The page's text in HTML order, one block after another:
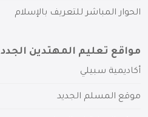
الحوار المباشر للتعريف بالإسلام
مواقع تعليم المهتدين الجدد
أكاديمية سبيلي
موقع المسلم الجديد